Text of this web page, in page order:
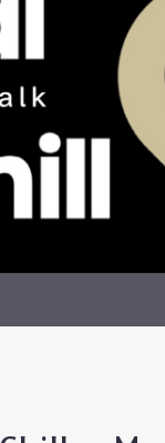
International
TICP 2023
SSBW Activities
Grants and